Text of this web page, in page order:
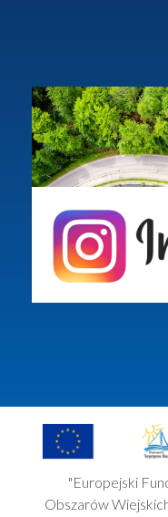
"Europejski
Obszarów